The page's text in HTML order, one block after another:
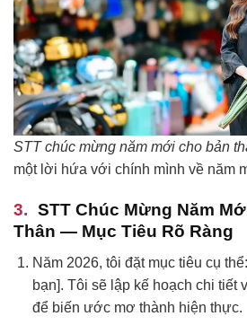
STT chúc mừng năm mới cho bản
một lời hứa với chính mình về năm
STT Chúc Mừng Năm
Thân — Mục Tiêu Rõ Ràng
Năm 2026, tôi đặt mục tiêu cụ
bạn]. Tôi sẽ lập kế hoạch chi tiết
để biến ước mơ thành hiện thực.